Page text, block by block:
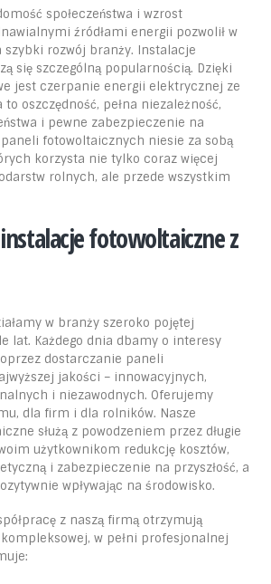
społeczeństwa i wzrost
źródłami energii pozwolił w
rozwój branży. Instalacje
się szczególną popularnością. Dzięki
jest czerpanie energii elektrycznej ze
to oszczędność, pełna niezależność,
i pewne zabezpieczenie na
paneli fotowoltaicznych niesie za sobą
korzysta nie tylko coraz więcej
rolnych, ale przede wszystkim
fotowoltaiczne z
w branży szeroko pojętej
lat. Każdego dnia dbamy o interesy
dostarczanie paneli
jakości – innowacyjnych,
i niezawodnych. Oferujemy
dla firm i dla rolników. Nasze
służą z powodzeniem przez długie
użytkownikom redukcję kosztów,
i zabezpieczenie na przyszłość, a
wpływając na środowisko.
z naszą firmą otrzymują
w pełni profesjonalnej